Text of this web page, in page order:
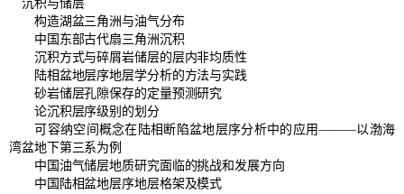
沉积与储层
构造湖盆三角洲与油气分布
中国东部古代扇三角洲沉积
沉积方式与碎屑岩储层的层内非均质性
陆相盆地层序地层学分析的方法与实践
砂岩储层孔隙保存的定量预测研究
论沉积层序级别的划分
可容纳空间概念在陆相断陷盆地层序分析中的应用———以渤海
湾盆地下第三系为例
中国油气储层地质研究面临的挑战和发展方向
中国陆相盆地层序地层格架及模式